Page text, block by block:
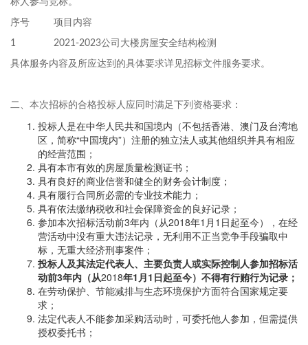
标人参与竞标。
序号 项目内容
1 2021-2023公司大楼房屋安全结构检测
具体服务内容及所应达到的具体要求详见招标文件服务要求。
二、本次招标的合格投标人应同时满足下列资格要求：
投标人是在中华人民共和国境内（不包括香港、澳门及台湾地
区，简称“中国境内”）注册的独立法人或其他组织并具有相应
的经营范围；
具有本市有效的房屋质量检测证书；
具有良好的商业信誉和健全的财务会计制度；
具有履行合同所必需的专业技术能力；
具有依法缴纳税收和社会保障资金的良好记录；
参加本次招标活动前3年内（从2018年1月1日起至今），在经
营活动中没有重大违法记录，无利用不正当竞争手段骗取中
标，无重大经济刑事案件；
投标人及其法定代表人、主要负责人或实际控制人参加招标活
动前3年内（从2018年1月1日起至今）不得有行贿行为记录；
在劳动保护、节能减排与生态环境保护方面符合国家规定要
求；
法定代表人不能参加采购活动时，可委托他人参加，但需提供
授权委托书；